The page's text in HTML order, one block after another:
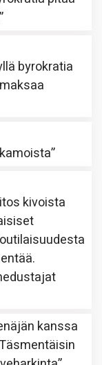
”
byrokratia
”
kivoista
kanssa
Täsmentäisin